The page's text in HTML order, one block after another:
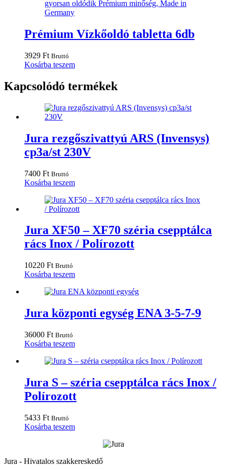
Prémium Vízkőoldó tabletta 6db
3929 Ft Bruttó
Kosárba teszem
Kapcsolódó termékek
Jura rezgőszivattyú ARS (Invensys)
cp3a/st 230V
7400 Ft Bruttó
Kosárba teszem
Jura XF50 – XF70 széria csepptálca
rács Inox / Polírozott
10220 Ft Bruttó
Kosárba teszem
Jura központi egység ENA 3-5-7-9
36000 Ft Bruttó
Kosárba teszem
Jura S – széria csepptálca rács Inox /
Polírozott
5433 Ft Bruttó
Kosárba teszem
Jura - Hivatalos szakkereskedő